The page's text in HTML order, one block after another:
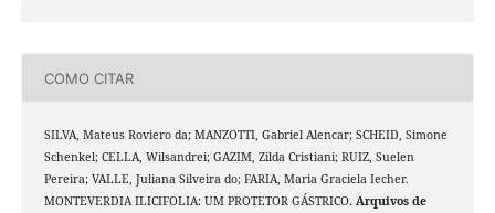
COMO CITAR
SILVA, Mateus Roviero da; MANZOTTI, Gabriel Alencar; SCHEID, Simone
Schenkel; CELLA, Wilsandrei; GAZIM, Zilda Cristiani; RUIZ, Suelen
Pereira; VALLE, Juliana Silveira do; FARIA, Maria Graciela Iecher.
MONTEVERDIA ILICIFOLIA: UM PROTETOR GÁSTRICO. Arquivos de